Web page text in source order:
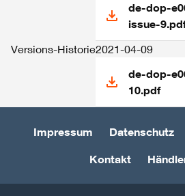
de-dop-
issue-
Versions-Historie2021-04-09
de-dop-
10.pdf
Impressum Datenschutz
Kontakt